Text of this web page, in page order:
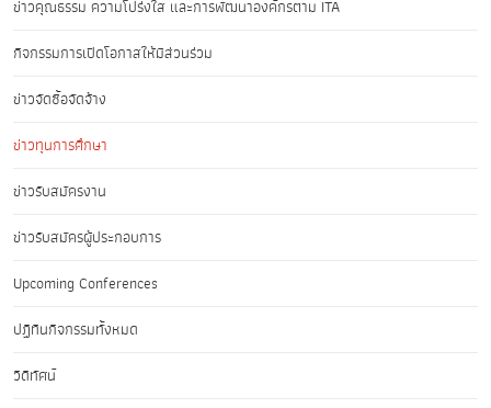
ข่าวคุณธรรม ความโปร่งใส และการพัฒนาองค์กรตาม ITA
กิจกรรมการเปิดโอกาสให้มีส่วนร่วม
ข่าวจัดซื้อจัดจ้าง
ข่าวทุนการศึกษา
ข่าวรับสมัครงาน
ข่าวรับสมัครผู้ประกอบการ
Upcoming Conferences
ปฏิทินกิจกรรมทั้งหมด
วิดีทัศน์